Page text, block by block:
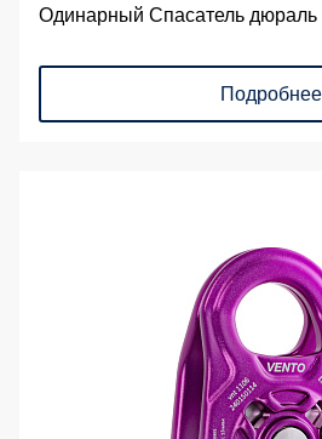
Одинарный Спасатель дюраль
Подробнее